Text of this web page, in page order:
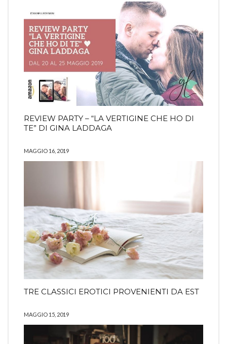
REVIEW PARTY – “LA VERTIGINE CHE HO DI
TE” DI GINA LADDAGA
MAGGIO 16, 2019
TRE CLASSICI EROTICI PROVENIENTI DA EST
MAGGIO 15, 2019